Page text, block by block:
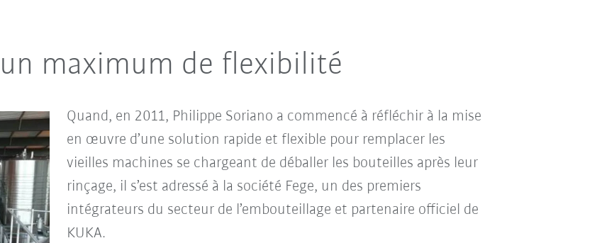
maximum de flexibilité
Quand, en 2011, Philippe Soriano a commencé à réfléchir à la mise
en œuvre d’une solution rapide et flexible pour remplacer les
vieilles machines se chargeant de déballer les bouteilles après leur
rinçage, il s’est adressé à la société Fege, un des premiers
intégrateurs du secteur de l’embouteillage et partenaire officiel de
KUKA.